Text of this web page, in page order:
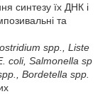
синтезу їх ДНК і
та
spp
Liste
. coli, Salmonella sp
Bordetella spp